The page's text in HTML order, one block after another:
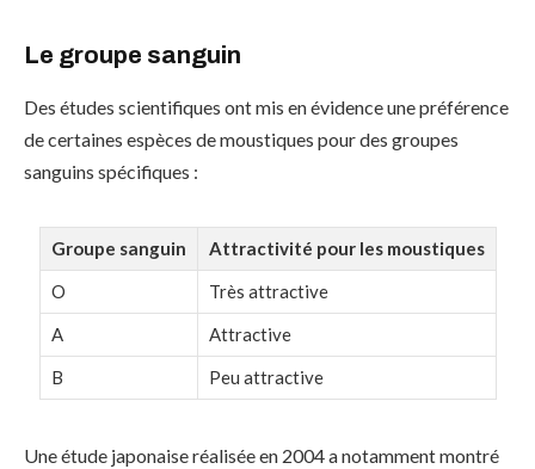
Le groupe sanguin
Des études scientifiques ont mis en évidence une préférence
de certaines espèces de moustiques pour des groupes
sanguins spécifiques :
Groupe sanguin
Attractivité pour les moustiques
O
Très attractive
A
Attractive
B
Peu attractive
Une étude japonaise réalisée en 2004 a notamment montré